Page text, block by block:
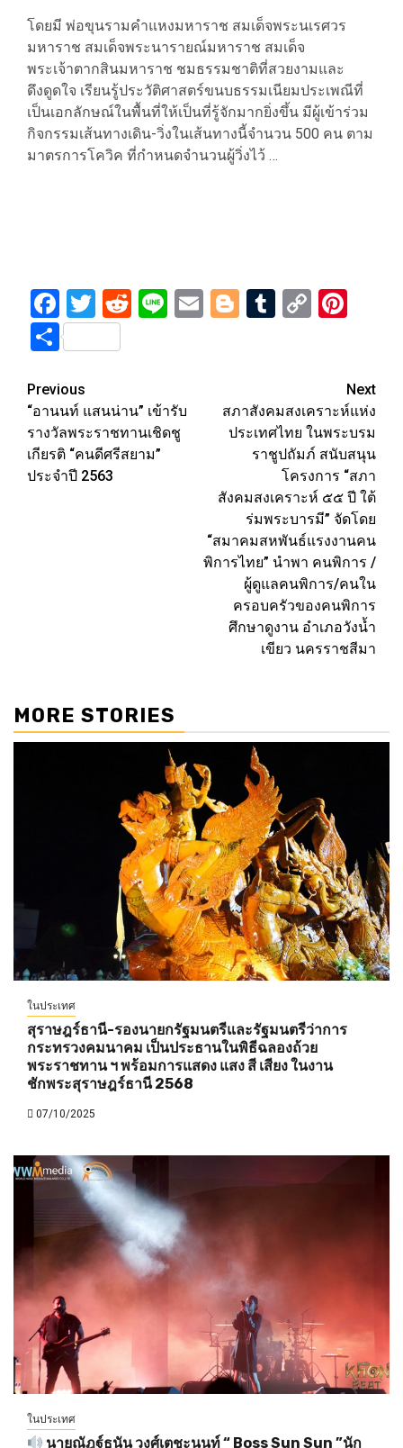
โดยมี พ่อขุนรามคำแหงมหาราช สมเด็จพระนเรศวร
มหาราช สมเด็จพระนารายณ์มหาราช สมเด็จ
พระเจ้าตากสินมหาราช ชมธรรมชาติที่สวยงามและ
ดึงดูดใจ เรียนรู้ประวัติศาสตร์ขนบธรรมเนียมประเพณีที่
เป็นเอกลักษณ์ในพื้นที่ให้เป็นที่รู้จักมากยิ่งขึ้น มีผู้เข้าร่วม
กิจกรรมเส้นทางเดิน-วิ่งในเส้นทางนี้จำนวน 500 คน ตาม
มาตรการโควิค ที่กำหนดจำนวนผู้วิ่งไว้ …
Facebook
Twitter
Reddit
LineEmailBlogger
Tumblr
Copy
Share
Post
navigation
Previous
“อานนท์ แสนน่าน” เข้ารับ
รางวัลพระราชทานเชิดชู
เกียรติ “คนดีศรีสยาม”
ประจำปี 2563
Next
สภาสังคมสงเคราะห์แห่ง
ประเทศไทย ในพระบรม
ราชูปถัมภ์ สนับสนุน
โครงการ “สภา
สังคมสงเคราะห์ ๕๕ ปี ใต้
ร่มพระบารมี” จัดโดย
“สมาคมสหพันธ์แรงงานคน
พิการไทย” นำพา คนพิการ /
ผู้ดูแลคนพิการ/คนใน
ครอบครัวของคนพิการ
ศึกษาดูงาน อำเภอวังน้ำ
เขียว นครราชสีมา
MORE STORIES
ในประเทศ
สุราษฎร์ธานี-รองนายกรัฐมนตรีและรัฐมนตรีว่าการ
กระทรวงคมนาคม เป็นประธานในพิธีฉลองถ้วย
พระราชทาน ฯ พร้อมการแสดง แสง สี เสียง ในงาน
ชักพระสุราษฎร์ธานี 2568
07/10/2025
ในประเทศ
นายณัฎฐ์ธนัน วงศ์เตชะนนท์ “ Boss Sun Sun ”นัก